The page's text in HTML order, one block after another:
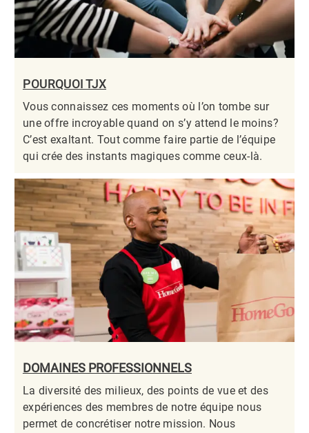
POURQUOI TJX
Vous connaissez ces moments où l’on tombe sur
une offre incroyable quand on s’y attend le moins?
C’est exaltant. Tout comme faire partie de l’équipe
qui crée des instants magiques comme ceux-là.​​​​​​​
DOMAINES PROFESSIONNELS
La diversité des milieux, des points de vue et des
expériences des membres de notre équipe nous
permet de concrétiser notre mission. Nous